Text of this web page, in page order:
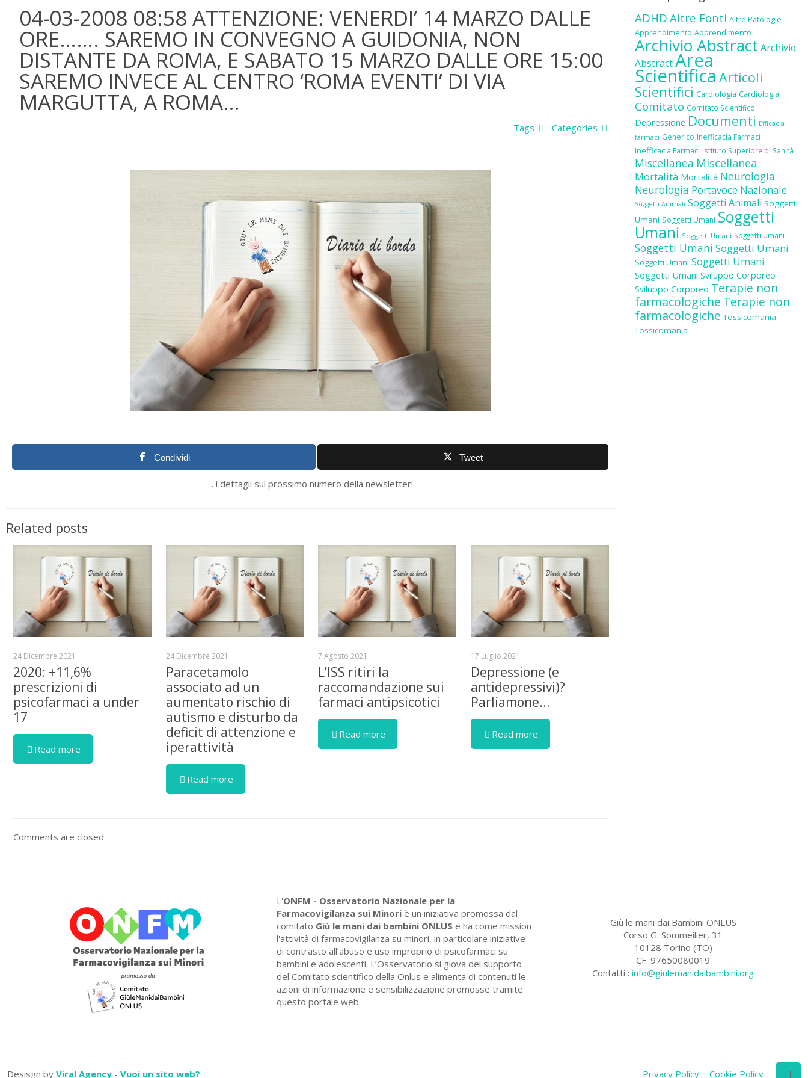
04-03-2008 08:58 ATTENZIONE: VENERDI’ 14 MARZO DALLE
ORE……. SAREMO IN CONVEGNO A GUIDONIA, NON
DISTANTE DA ROMA, E SABATO 15 MARZO DALLE ORE 15:00
SAREMO INVECE AL CENTRO ‘ROMA EVENTI’ DI VIA
MARGUTTA, A ROMA…
Categories
Tags
Condividi Tweet
…i dettagli sul prossimo numero della newsletter!
Related posts
24 Dicembre 2021
2020: +11,6%
prescrizioni di
psicofarmaci a under
17
Read more
24 Dicembre 2021
Paracetamolo
associato ad un
aumentato rischio di
autismo e disturbo da
deficit di attenzione e
iperattività
Read more
7 Agosto 2021
L’ISS ritiri la
raccomandazione sui
farmaci antipsicotici
Read more
17 Luglio 2021
Depressione (e
antidepressivi)?
Parliamone…
Read more
Comments are closed.
ADHD Altre Fonti Altre Patologie
Apprendimento Apprendimento
Archivio Abstract Archivio
AbstractArea
Scientifica Articoli
Scientifici Cardiologia Cardiologia
Comitato Comitato Scientifico
Depressione Documenti Efficacia
farmaci Generico Inefficacia Farmaci
Inefficacia Farmaci Istituto Superiore di Sanità
Miscellanea Miscellanea
Mortalità Mortalità Neurologia
Neurologia Portavoce Nazionale
Soggetti Animali Soggetti Animali Soggetti
Umani Soggetti Umani Soggetti
Umani Soggetti Umani Soggetti Umani
Soggetti Umani Soggetti Umani
Soggetti Umani Soggetti Umani
Soggetti Umani Sviluppo Corporeo
Sviluppo Corporeo Terapie non
farmacologiche Terapie non
farmacologiche Tossicomania
Tossicomania
L'ONFM - Osservatorio Nazionale per la
Farmacovigilanza sui Minori è un iniziativa promossa dal
comitato Giù le mani dai bambini ONLUS e ha come mission
l'attività di farmacovigilanza su minori, in particolare iniziative
di contrasto all’abuso e uso improprio di psicofarmaci su
bambini e adolescenti. L’Osservatorio si giova del supporto
del Comitato scientifico della Onlus e alimenta di contenuti le
azioni di informazione e sensibilizzazione promosse tramite
questo portale web.
Giù le mani dai Bambini ONLUS
Corso G. Sommeilier, 31
10128 Torino (TO)
CF: 97650080019
Contatti :info@giulemanidaibambini.org
Desisgn by Viral Agency - Vuoi un sito web? Privacy Policy Cookie Policy